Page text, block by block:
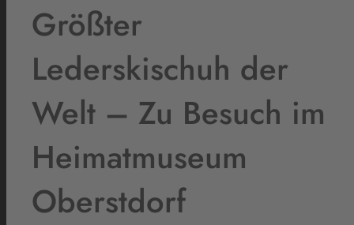
Größter
Lederskischuh der
Welt – Zu Besuch im
Heimatmuseum
Oberstdorf